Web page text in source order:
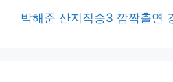
박해준 산지직송3 깜짝출연